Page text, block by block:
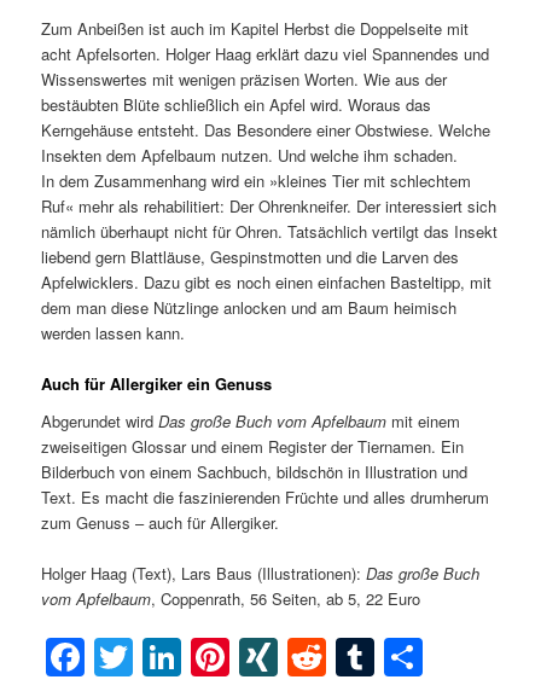
Zum Anbeißen ist auch im Kapitel Herbst die Doppelseite mit
acht Apfelsorten. Holger Haag erklärt dazu viel Spannendes und
Wissenswertes mit wenigen präzisen Worten. Wie aus der
bestäubten Blüte schließlich ein Apfel wird. Woraus das
Kerngehäuse entsteht. Das Besondere einer Obstwiese. Welche
Insekten dem Apfelbaum nutzen. Und welche ihm schaden.
In dem Zusammenhang wird ein »kleines Tier mit schlechtem
Ruf« mehr als rehabilitiert: Der Ohrenkneifer. Der interessiert sich
nämlich überhaupt nicht für Ohren. Tatsächlich vertilgt das Insekt
liebend gern Blattläuse, Gespinstmotten und die Larven des
Apfelwicklers. Dazu gibt es noch einen einfachen Basteltipp, mit
dem man diese Nützlinge anlocken und am Baum heimisch
werden lassen kann.
Auch für Allergiker ein Genuss
Abgerundet wird Das große Buch vom Apfelbaum mit einem
zweiseitigen Glossar und einem Register der Tiernamen. Ein
Bilderbuch von einem Sachbuch, bildschön in Illustration und
Text. Es macht die faszinierenden Früchte und alles drumherum
zum Genuss – auch für Allergiker.
Holger Haag (Text), Lars Baus (Illustrationen):Das große Buch
vom Apfelbaum, Coppenrath, 56 Seiten, ab 5, 22 Euro
Facebook
Twitter
LinkedIn
Pinterest
XINGRedditTumblr